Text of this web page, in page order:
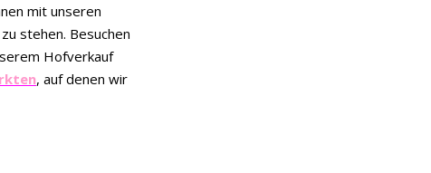
mit unseren
stehen. Besuchen
Hofverkauf
, auf denen wir